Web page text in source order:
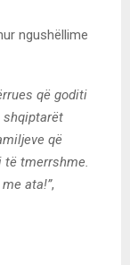
ngushëllime
që goditi
shqiptarët
që
tmerrshme.
ata!”,